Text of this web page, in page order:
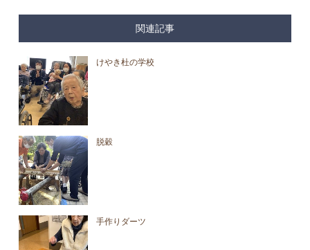
関連記事
けやき杜の学校
脱穀
手作りダーツ